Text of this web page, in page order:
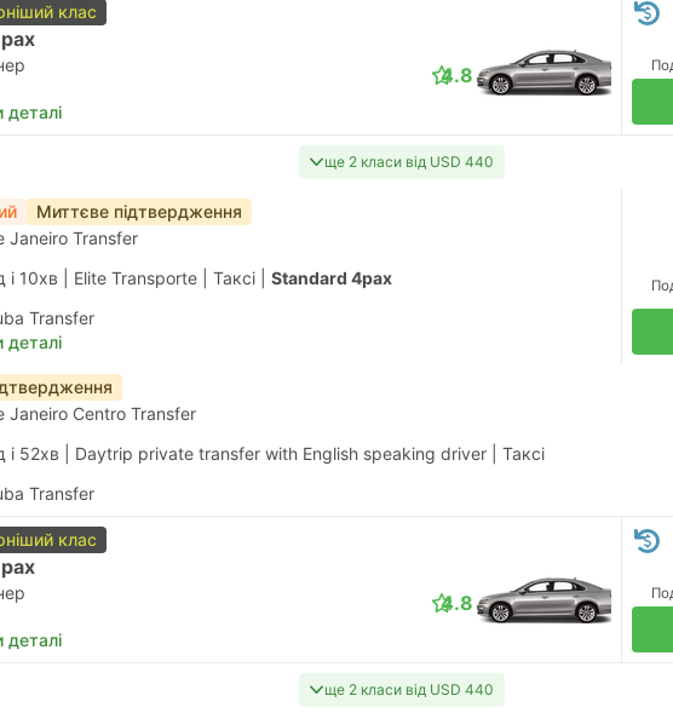
клас
деталі
4.8
ще 2 класи від USD 440
Миттєве підтвердження
Janeiro Transfer
і 10хв | Elite Transporte Таксі Standard 4pax
Transfer
деталі
Janeiro Centro Transfer
і 52хв | Daytrip private transfer with English speaking driver Таксі
Transfer
клас
деталі
4.8
ще 2 класи від USD 440